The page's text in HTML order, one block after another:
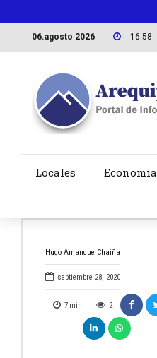
06.agosto 2026 16:58
Locales Economía
Hugo Amanque Chaiña
septiembre 28, 2020
7 min 2